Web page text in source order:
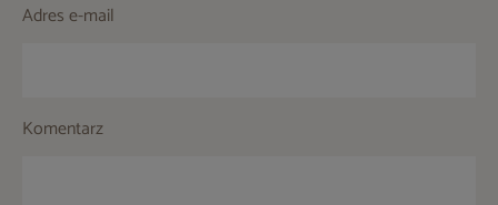
Adres e-mail
Komentarz